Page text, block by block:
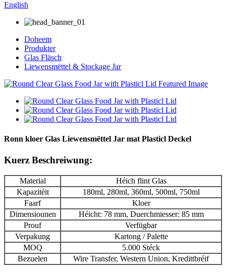
English
Doheem
Produkter
Glas Fläsch
Liewensmëttel & Stockage Jar
Ronn kloer Glas Liewensmëttel Jar mat Plasticl Deckel
Kuerz Beschreiwung:
Material
Héich flint Glas
Kapazitéit
180ml, 280ml, 360ml, 500ml, 750ml
Faarf
Kloer
Dimensiounen
Héicht: 78 mm, Duerchmiesser: 85 mm
Prouf
Verfügbar
Verpakung
Kartong / Palette
MOQ
5.000 Stéck
Bezuelen
Wire Transfer, Western Union, Kredittbréif